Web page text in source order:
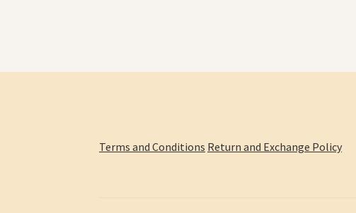
Terms and Conditions Return and Exchange Policy